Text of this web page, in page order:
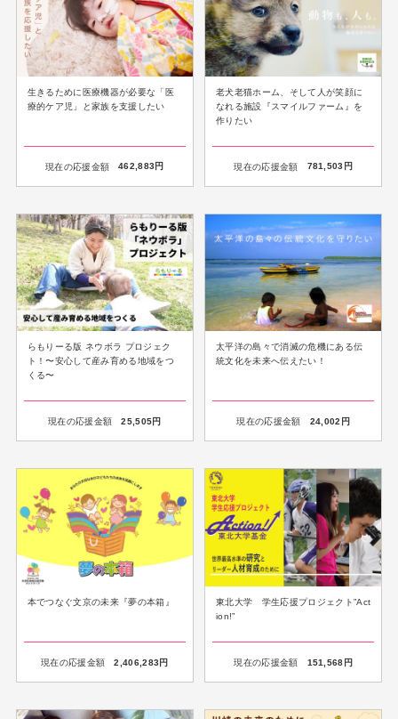
生きるために医療機器が必要な「医
療的ケア児」と家族を支援したい
現在の応援金額 462,883円
老犬老猫ホーム、そして人が笑顔に
なれる施設『スマイルファーム』を
作りたい
現在の応援金額 781,503 円
らもりーる版 ネウボラ プロジェク
ト！〜安心して産み育める地域をつ
くる〜
現在の応援金額 25,505円
太平洋の島々で消滅の危機にある伝
統文化を未来へ伝えたい！
現在の応援金額 24,002 円
本でつなぐ文京の未来『夢の本箱』
現在の応援金額 2,406,283円
東北大学 学生応援プロジェクト”Act
ion!”
現在の応援金額 151,568 円